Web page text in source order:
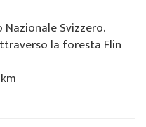
Nazionale Svizzero.
la foresta Flin